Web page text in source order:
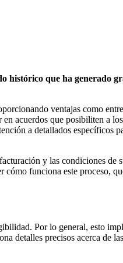
histórico que ha generado
ventajas como
acuerdos que posibiliten a
a detallados específicos
y las condiciones
funciona este proceso,
Por lo general, esto
detalles precisos acerca de